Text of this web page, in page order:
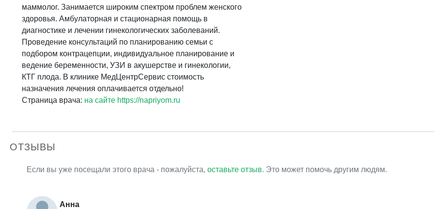
маммолог. Занимается широким спектром проблем женского
здоровья. Амбулаторная и стационарная помощь в
диагностике и лечении гинекологических заболеваний.
Проведение консультаций по планированию семьи с
подбором контрацепции, индивидуальное планирование и
ведение беременности, УЗИ в акушерстве и гинекологии,
КТГ плода. В клинике МедЦентрСервис стоимость
назначения лечения оплачивается отдельно!
Страница врача: на сайте https://napriyom.ru
ОТЗЫВЫ
Если вы уже посещали этого врача - пожалуйста, оставьте отзыв. Это может помочь другим людям.
Анна